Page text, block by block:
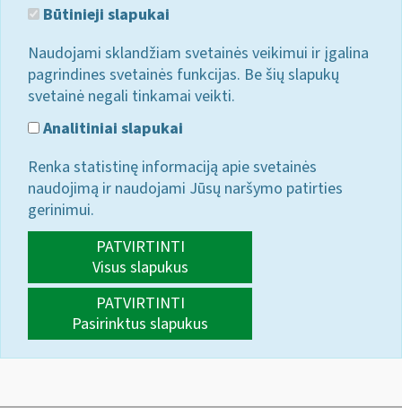
Būtinieji slapukai
Naudojami sklandžiam svetainės veikimui ir įgalina
pagrindines svetainės funkcijas. Be šių slapukų
svetainė negali tinkamai veikti.
Analitiniai slapukai
Renka statistinę informaciją apie svetainės
naudojimą ir naudojami Jūsų naršymo patirties
gerinimui.
PATVIRTINTI
Visus slapukus
PATVIRTINTI
Pasirinktus slapukus